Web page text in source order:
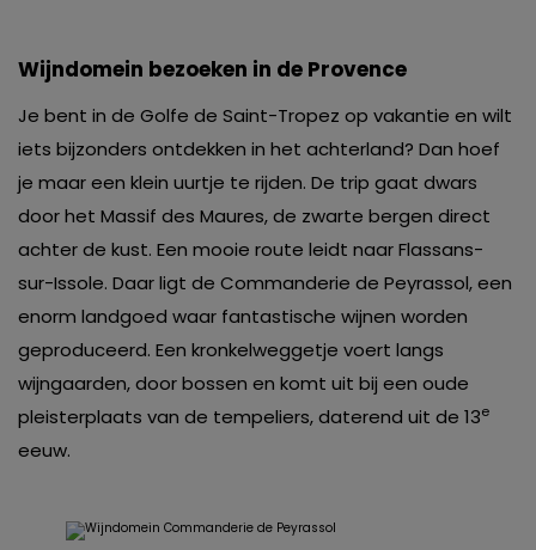
Wijndomein bezoeken in de Provence
Je bent in de Golfe de Saint-Tropez op vakantie en wilt
iets bijzonders ontdekken in het achterland? Dan hoef
je maar een klein uurtje te rijden. De trip gaat dwars
door het Massif des Maures, de zwarte bergen direct
achter de kust. Een mooie route leidt naar Flassans-
sur-Issole. Daar ligt de Commanderie de Peyrassol, een
enorm landgoed waar fantastische wijnen worden
geproduceerd. Een kronkelweggetje voert langs
wijngaarden, door bossen en komt uit bij een oude
pleisterplaats van de tempeliers, daterend uit de 13e
eeuw.